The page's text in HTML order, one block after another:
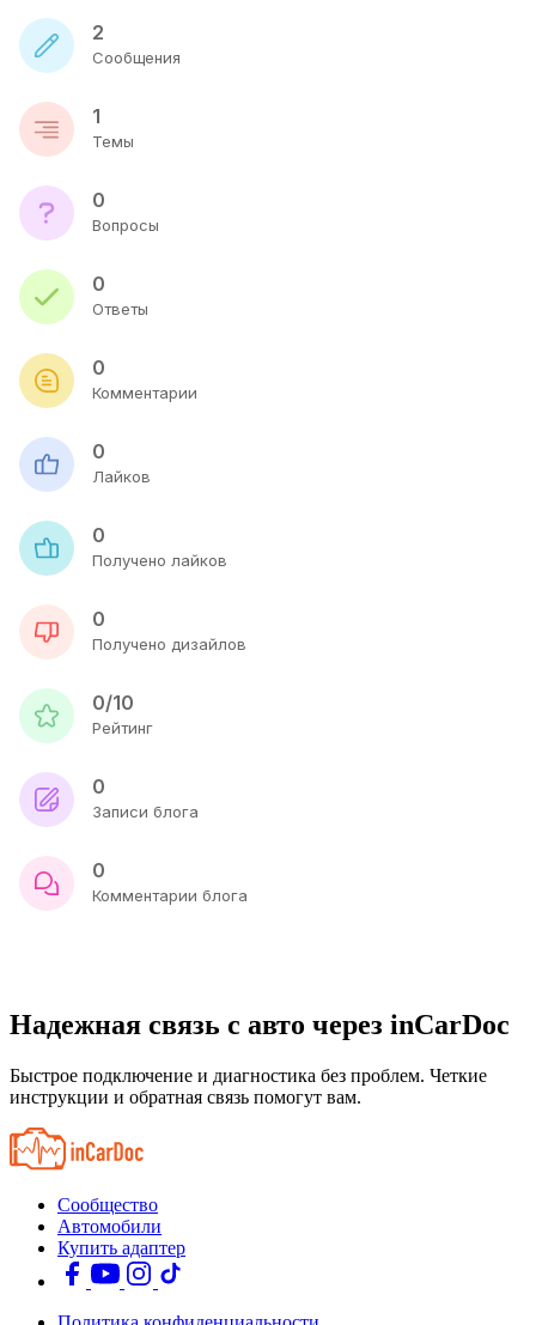
2
Сообщения
1
Темы
0
Вопросы
0
Ответы
0
Комментарии
0
Лайков
0
Получено лайков
0
Получено дизайлов
0/10
Рейтинг
0
Записи блога
0
Комментарии блога
Надежная связь с авто через inCarDoc
Быстрое подключение и диагностика без проблем. Четкие
инструкции и обратная связь помогут вам.
Сообщество
Автомобили
Купить адаптер